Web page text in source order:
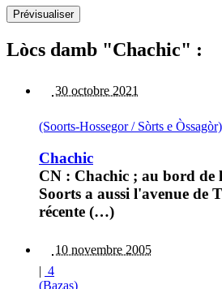
Lòcs damb "Chachic" :
30 octobre 2021
(Soorts-Hossegor / Sòrts e Òssagòr)
Chachic
CN : Chachic ; au bord de
Soorts a aussi l'avenue de
récente (…)
10 novembre 2005
| 4
(Bazas)